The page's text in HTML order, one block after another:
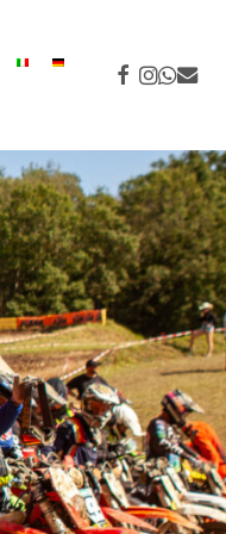
facebook
instagram
whatsapp
email